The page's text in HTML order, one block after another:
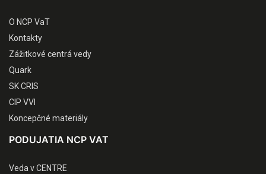
O NCP VaT
Kontakty
Zážitkové centrá vedy
Quark
SK CRIS
CIP VVI
Koncepčné materiály
PODUJATIA NCP VAT
Veda v CENTRE